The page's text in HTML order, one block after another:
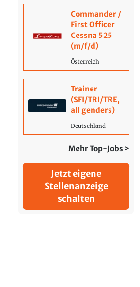
Commander /
First Officer
Cessna 525
(m/f/d)
Österreich
Trainer
(SFI/TRI/TRE,
all genders)
Deutschland
Mehr Top-Jobs >
Jetzt eigene
Stellenanzeige
schalten